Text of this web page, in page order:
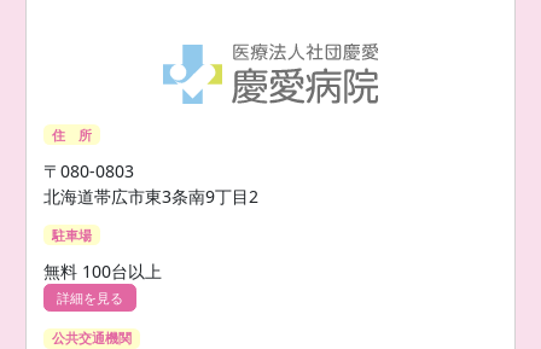
住 所
〒080-0803
北海道帯広市東3条南9丁目2
駐車場
無料 100台以上
詳細を見る
公共交通機関